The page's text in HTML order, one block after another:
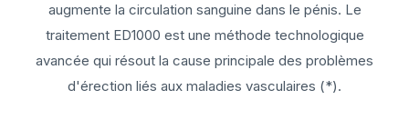
augmente la circulation sanguine dans le pénis. Le
traitement ED1000 est une méthode technologique
avancée qui résout la cause principale des problèmes
d'érection liés aux maladies vasculaires (*).